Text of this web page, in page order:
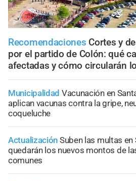
Recomendaciones Cortes y
por el partido de Colón: qué
afectadas y cómo circularán
Municipalidad Vacunación en
aplican vacunas contra la gripe,
coqueluche
Actualización Suben las multas en
quedarán los nuevos montos de
comunes